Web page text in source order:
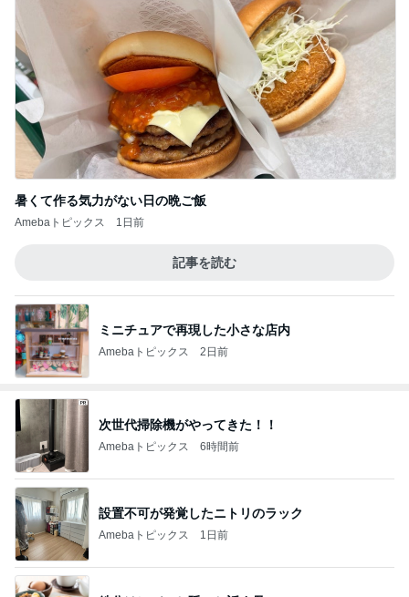
暑くて作る気力がない日の晩ご飯
Amebaトピックス 1日前
記事を読む
Amebaトピックス 2日前
次世代掃除機がやってきた！！
Amebaトピックス 6時間前
設置不可が発覚したニトリのラック
Amebaトピックス 1日前
鉄分はレバーと延々と話す母
Amebaトピックス 9時間前